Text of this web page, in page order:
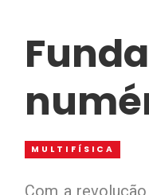
MULTIFÍSICA
Com a